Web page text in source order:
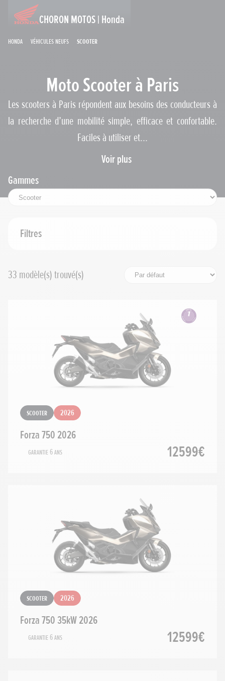
CHORON MOTOS | Honda
Honda Véhicules neufs Scooter
Moto Scooter à Paris
Les scooters à Paris répondent aux besoins des conducteurs à
la recherche d’une mobilité simple, efficace et confortable.
Faciles à utiliser et...
Voir plus
Gammes
Filtres
Permis requis
33 modèle(s) trouvé(s)
Scooter 2026
Forza 750 2026
Garantie 6 ans 12599€
Scooter 2026
Forza 750 35kW 2026
Garantie 6 ans 12599€